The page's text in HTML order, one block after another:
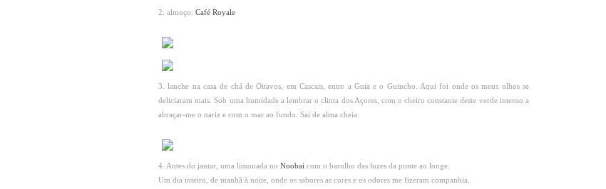
2. almoço: Café Royale
3. lanche na casa de chá de Oitavos, em Cascais, entre a Guia e o Guincho. Aqui foi onde os meus olhos se
deliciaram mais. Sob uma humidade a lembrar o clima dos Açores, com o cheiro constante deste verde intenso a
abraçar-me o nariz e com o mar ao fundo. Saí de alma cheia.
4. Antes do jantar, uma limonada no Noobai com o barulho das luzes da ponte ao longe.
Um dia inteiro, de manhã à noite, onde os sabores as cores e os odores me fizeram companhia.